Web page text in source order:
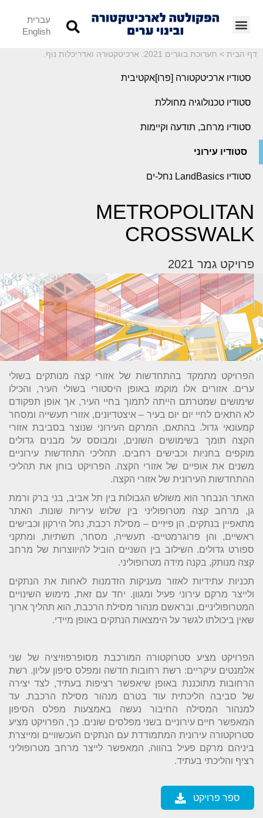
עברית
English
דף הבית > תערוכת בוגרים 2021: ארכיטקטורה ואדריכלות נוף.
סטודיו ארכיטקטורה [פרו]אקטיבית
סטודיו טכנולוגיה מחוללת
סטודיו מרחב, תודעה וקיימות
סטודיו עירוני
סטודיו LandBasics נחל-ים
METROPOLITAN
CROSSWALK
פרויקט גמר 2021
הפרויקט מתמקד בהתחדשות של אזורי קצה מנותקים בשולי
ערים. אזורים אלו מוקמו באופן היסטורי בשולי העיר, והכילו
שימושים שמטרתם הייתה לתמוך בחיי העיר, אך אופן תפקודם
לא התאים לחיי יום יום בעיר – איצטדיונים, אזורי תעשייה ומסחר
קמעונאי גדול. בהתאם, המרקם העירוני שנוצר בסביבת אזורי
הקצה תומך בשימושים השונים, ומבוסס על מבנים גדולים
מוקפים בחניות וכבישים רחבים. תהליכי התחדשות עירוניים
משנים את אופיים של אזורי הקצה. הפרויקט בוחן את תהליכי
ההתחדשות העירונית של אזורי הקצה.
האתר הנבחר הוא משולש הגבולות בין תל אביב, בני ברק ורמת
גן, מרחב קצה מטרופוליני בין שלוש עיריות שונות. האתר
מתאפיין בנתקים, הן פיזיים – מסילת רכבת, נחל הירקון וכבישים
ראשיים, והן פרוגרמטיים- תעשייה, מסחר, תשתיות, ומתקני
ספורט גדולים. השילוב בין השניים הוביל להיווצרות של מרחב
קצה מנותק, בקנה מידה מטרופוליני.
תכניות עתידיות לאזור מעניקות הזדמנות לאחות את הנתקים
ולייצר מרקם עירוני פעיל ומגוון. יחד עם זאת, מימוש השינויים
המטרופוליניים, ובראשם מנהור מסילת הרכבת, הוא תהליך ארוך
שאין ביכולתו לגשר על הימצאות הנתקים באופן מיידי.
הפרויקט מציע סטרוקטורה המורכבת מסופרפוזיציה של שני
אלמנטים עיקריים: רשת רחובות חדשה ומפלס סיפון עליון. רשת
הרחובות מתוכננת באופן שיאפשר רציפות בעתיד, לצד יצירה
של סביבה הליכתית עוד בטרם מנהור מסילת הרכבת. עד
למנהור המסילה החיבור נעשה באמצעות מפלס הסיפון
המאפשר חיים עירוניים בשני מפלסים שונים. כך, הפרויקט מציע
סטרוקטורה עירונית המתמודדת עם הנתקים העכשוויים ומייצרת
ביניהם מרקם פעיל בהווה, המאפשר לייצר מרחב מטרופוליני
רציף והליכתי בעתיד.
ספר פרויקט